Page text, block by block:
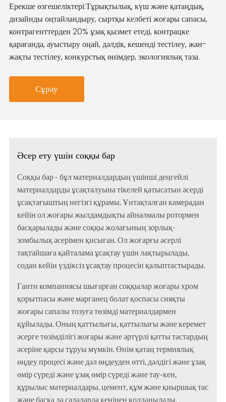
Ерекше өзгешеліктері:Тұрықтылық, күш және қатаңдық,
дизайнды оңтайландыру, сыртқы келбеті жоғары сапасы,
контрагенттерден 20% ұзақ қызмет етеді, контрацке
қарағанда, ауыстыру оңай, дәлдік, кешенді тестілеу, жан-
жақты тестілеу, конкурстық өнімдер, экологиялық таза.
Сұрау
Әсер ету үшін соққы бар
Соққы бар - бұл материалдардың үшінші деңгейлі
материалдарды ұсақталуына тікелей қатысатын әсерді
ұсақтағыштың негізгі құрамы. Ұнтақталған камерадан
кейін ол жоғары жылдамдықты айналмалы ротормен
басқарылады және соққы жолағының зорлық-
зомбылық әсерімен қисыған. Ол жоғарғы әсерлі
тақтайшаға қайталама ұсақтау үшін лақтырылады,
содан кейін үздіксіз ұсақтау процесін қалыптастырады.
Гаити компаниясы шығарған соққылар жоғары хром
қорытпасы және марганец болат қоспасы сияқты
жоғары сапалы тозуға төзімді материалдармен
құйылады. Оның қаттылығы, қаттылығы және керемет
әсерге төзімділігі жоғары және әртүрлі қатты тастардың
әсеріне қарсы тұруы мүмкін. Өнім қатаң термиялық
өңдеу процесі және дәл өңдеуден өтті, дәлдігі және ұзақ
өмір сүреді және ұзақ өмір сүреді және тау-кен,
құрылыс материалдары, цемент, құм және қиыршық тас
және басқа да салаларда кеңінен қолданылады.